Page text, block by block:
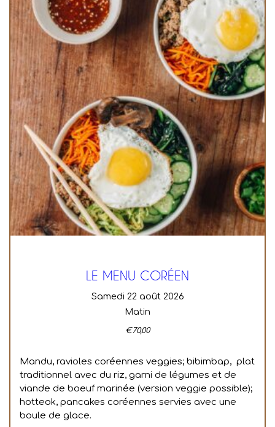
LE MENU CORÉEN
samedi 22 août 2026
Matin
€70,00
Mandu, ravioles coréennes veggies; bibimbap, plat
traditionnel avec du riz, garni de légumes et de
viande de boeuf marinée (version veggie possible);
hotteok, pancakes coréennes servies avec une
boule de glace.